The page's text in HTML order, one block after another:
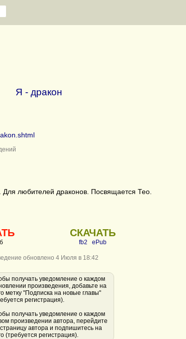
Я - дракон
любителей драконов. Посвящается Тео.
СКАЧАТЬ
fb2 ePub
обновлено 4 Июля в 18:42
получать уведомление о каждом
произведения, добавьте на
метку "Подписка на новые главы"
регистрация).
получать уведомление о каждом
произведении автора, перейдите
автора и подпишитесь на
(требуется регистрация).